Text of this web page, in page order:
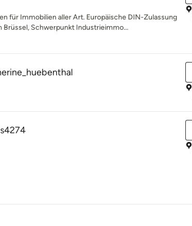
für Immobilien aller Art. Europäische DIN-Zulassung
Brüssel, Schwerpunkt Industrieimmo...